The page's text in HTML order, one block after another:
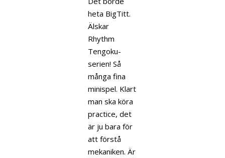
heta BigTitt.
Älskar
Rhythm
Tengoku-
serien! Så
många fina
minispel. Klart
man ska köra
practice, det
är ju bara för
att förstå
mekaniken. Är